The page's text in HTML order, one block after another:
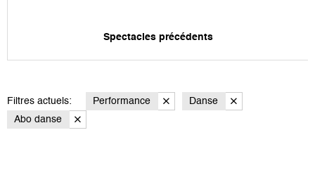
Spectacles précédents
Filtres actuels: Performance
Danse
Abo danse